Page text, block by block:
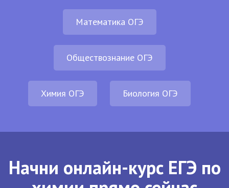
Математика ОГЭ
Обществознание ОГЭ
Химия ОГЭ Биология ОГЭ
Начни онлайн-курс ЕГЭ по